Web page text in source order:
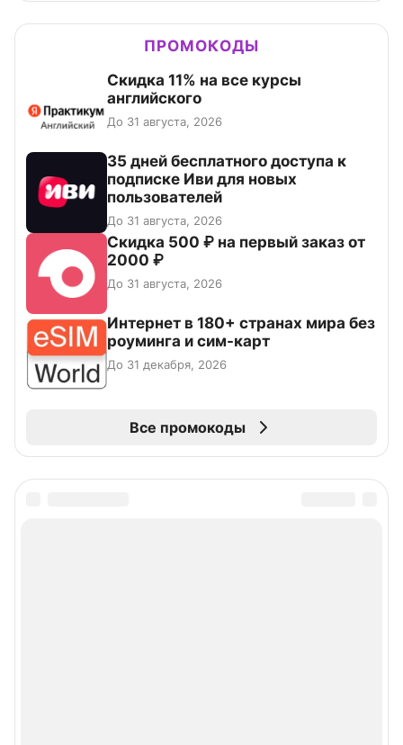
ПРОМОКОДЫ
Скидка 11% на все курсы
английского
До 31 августа, 2026
35 дней бесплатного доступа к
подписке Иви для новых
пользователей
До 31 августа, 2026
Скидка 500 ₽ на первый заказ от
2000 ₽
До 31 августа, 2026
Интернет в 180+ странах мира без
роуминга и сим-карт
До 31 декабря, 2026
Все промокоды